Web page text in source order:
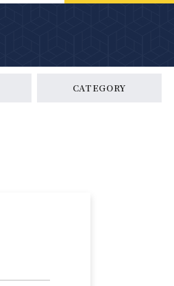
CATEGORY